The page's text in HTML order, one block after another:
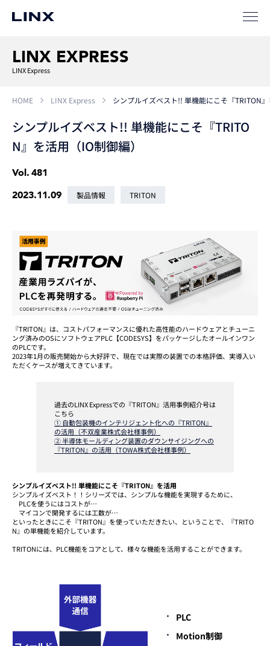
LINX EXPRESS
LINX Express
HOME LINX Express シンプルイズベスト!! 単機能にこそ『TRITON
シンプルイズベスト!! 単機能にこそ『TRITO
N』を活用（IO制御編）
Vol. 481
2023.11.09
製品情報 TRITON
『TRITON』は、コストパフォーマンスに優れた高性能のハードウェアとチューニ
ング済みのOSにソフトウェアPLC【CODESYS】をパッケージしたオールインワン
のPLCです。
2023年1月の販売開始から大好評で、現在では実際の装置での本格評価、実導入い
ただくケースが増えてきています。
過去のLINX Expressでの『TRITON』活用事例紹介号は
こちら
① 自動包装機のインテリジェント化への『TRITON』
の活用（不双産業株式会社様事例）
② 半導体モールディング装置のダウンサイジングへの
『TRITON』の活用（TOWA株式会社様事例）
シンプルイズベスト!! 単機能にこそ『TRITON』を活用
シンプルイズベスト！！シリーズでは、シンプルな機能を実現するために、
PLCを使うにはコストが…
マイコンで開発するには工数が…
といったときにこそ『TRITON』を使っていただきたい、ということで、『TRITO
N』の単機能を紹介しています。
TRITONには、PLC機能をコアとして、様々な機能を活用することができます。
PLC
Motion制御